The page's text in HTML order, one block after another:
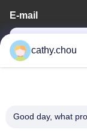
E-mail
cathy.chou
Good day, what